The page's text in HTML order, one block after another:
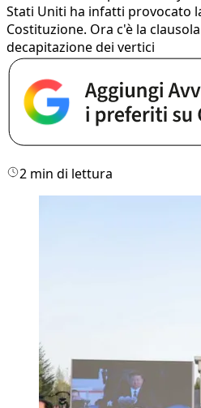
Stati Uniti ha infatti provocato
Costituzione. Ora c'è la
decapitazione dei vertici
2 min di lettura